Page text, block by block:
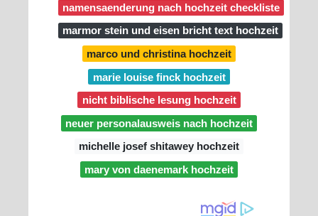
namensaenderung nach hochzeit checkliste
marmor stein und eisen bricht text hochzeit
marco und christina hochzeit
marie louise finck hochzeit
nicht biblische lesung hochzeit
neuer personalausweis nach hochzeit
michelle josef shitawey hochzeit
mary von daenemark hochzeit